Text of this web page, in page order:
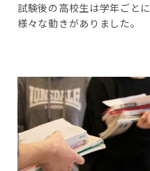
試験後の高校生は学年ごとに
様々な動きがありました。